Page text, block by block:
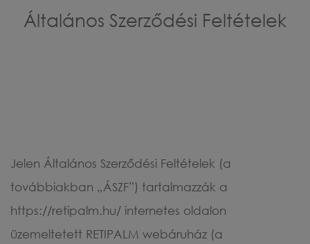
Általános Szerződési Feltételek
Jelen Általános Szerződési Feltételek (a
továbbiakban „ÁSZF”) tartalmazzák a
https://retipalm.hu/ internetes oldalon
üzemeltetett RETIPALM webáruház (a